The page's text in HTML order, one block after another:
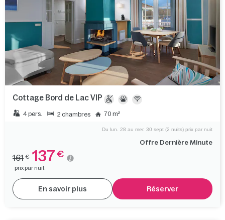
Cottage Bord de Lac VIP
4 pers. 2 chambres 70 m²
Offre Dernière Minute
Du lun. 28 au mer. 30 sept (2 nuits) prix par nuit
161 € 137 €
prix par nuit
En savoir plus Réserver